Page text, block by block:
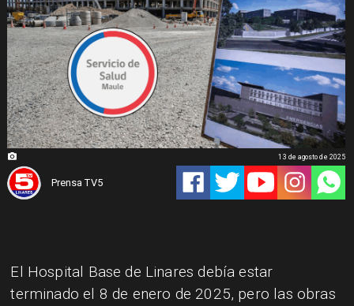
Prensa TV5
13 de agosto de 2025
El Hospital Base de Linares debía estar
terminado el 8 de enero de 2025, pero las obras